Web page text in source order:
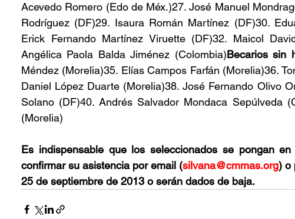
Acevedo Romero (Edo de Méx.)27. José Manuel
Rodríguez (DF)29. Isaura Román Martínez (DF)30.
Erick Fernando Martínez Viruette (DF)32. Maicol
Angélica Paola Balda Jiménez (Colombia)Becarios sin
Méndez (Morelia)35. Elías Campos Farfán (Morelia)36.
Daniel López Duarte (Morelia)38. José Fernando Olivo
Solano (DF)40. Andrés Salvador Mondaca Sepúlveda
(Morelia)
Es indispensable que los seleccionados se pongan
confirmar su asistencia por email (silvana@cmmas.org) o
25 de septiembre de 2013 o serán dados de baja.